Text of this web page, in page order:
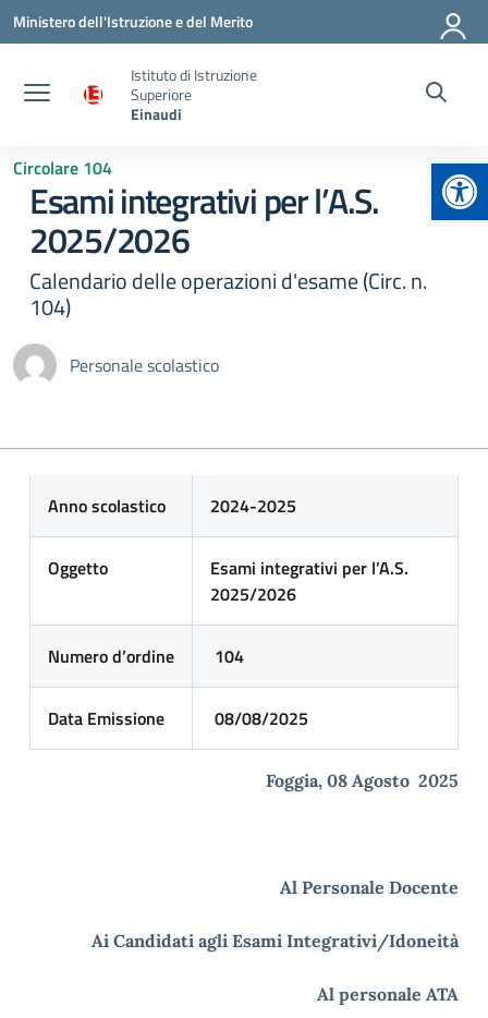
Vai ai contenuti
Vai al menu di navigazione
Vai al footer
Ministero dell'Istruzione e del Merito
Istituto di Istruzione
Superiore
Einaudi
Circolare 104
Esami integrativi per l’A.S.
2025/2026
Calendario delle operazioni d'esame (Circ. n.
104)
Personale scolastico
Anno scolastico 2024-2025
Oggetto
Esami integrativi per l’A.S.
2025/2026
Numero d’ordine 104
Data Emissione 08/08/2025
Foggia, 08 Agosto 2025
Al Personale Docente
Ai Candidati agli Esami Integrativi/Idoneità
Al personale ATA